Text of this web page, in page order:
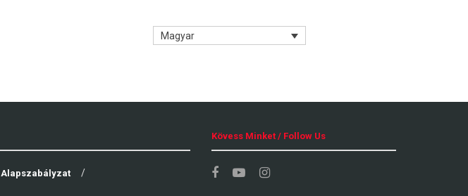
Magyar
Alapszabályzat
Kövess Minket / Follow Us